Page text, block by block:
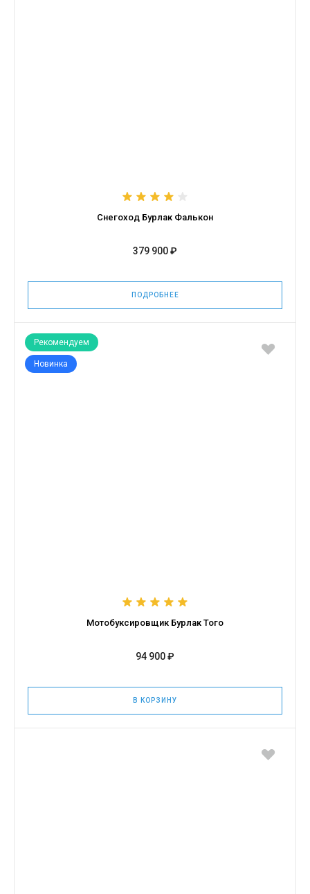
Снегоход Бурлак Фалькон
379 900 ₽
ПОДРОБНЕЕ
Рекомендуем
Новинка
Мотобуксировщик Бурлак Того
94 900 ₽
В КОРЗИНУ